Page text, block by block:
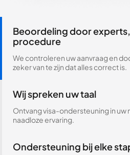
Beoordeling door
procedure
We controleren uw aanvraag en
zeker van te zijn dat alles correct is.
Wij spreken uw taal
Ontvang visa-ondersteuning in uw
naadloze ervaring.
Ondersteuning bij elke